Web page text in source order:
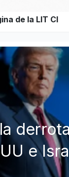
de la LIT CI
e